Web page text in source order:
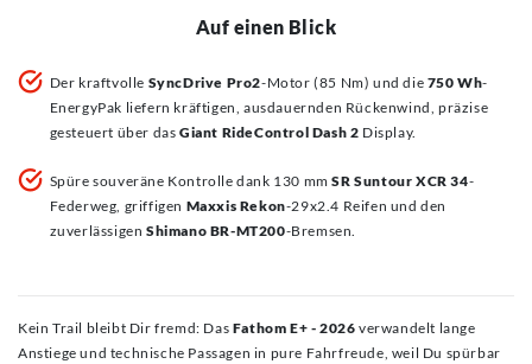
Auf einen Blick
Der kraftvolle SyncDrive Pro2-Motor (85 Nm) und die 750 Wh-
EnergyPak liefern kräftigen, ausdauernden Rückenwind, präzise
gesteuert über dasGiant RideControl Dash 2 Display.
Spüre souveräne Kontrolle dank 130 mmSR Suntour XCR 34-
Federweg, griffigen Maxxis Rekon-29x2.4 Reifen und den
zuverlässigenShimano BR-MT200-Bremsen.
Kein Trail bleibt Dir fremd: Das Fathom E+ - 2026 verwandelt lange
Anstiege und technische Passagen in pure Fahrfreude, weil Du spürbar